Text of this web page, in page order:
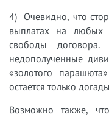
4) Очевидно, что
выплатах на любых
свободы
недополученные
«золотого
остается только
Возможно также,